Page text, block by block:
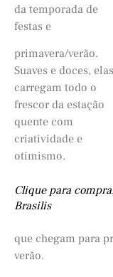
da temporada de
festas e
Clique para
Brasilis
primavera/verão.
Suaves e doces, elas
carregam todo o
frescor da estação
quente com
criatividade e
otimismo.
que chegam para
verão.